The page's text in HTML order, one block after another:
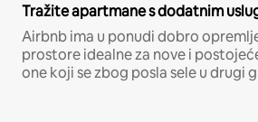
Tražite apartmane s dodatnim
Airbnb ima u ponudi dobro
prostore idealne za nove i
one koji se zbog posla sele u drugi